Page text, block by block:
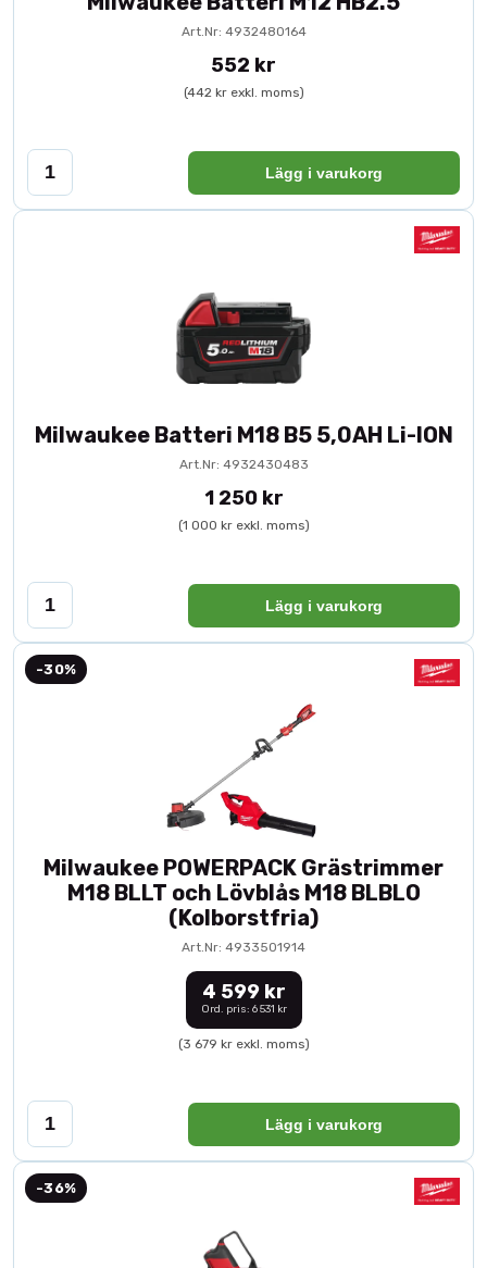
Art.Nr: 4932480164
552 kr
(442 kr exkl. moms)
Lägg i varukorg
Milwaukee Batteri M18 B5 5,0AH Li-ION
Art.Nr: 4932430483
1 250 kr
(1 000 kr exkl. moms)
Lägg i varukorg
-30%
Milwaukee POWERPACK Grästrimmer
M18 BLLT och Lövblås M18 BLBLO
(Kolborstfria)
Art.Nr: 4933501914
4 599 kr
Ord. pris: 6 531 kr
(3 679 kr exkl. moms)
Lägg i varukorg
-36%